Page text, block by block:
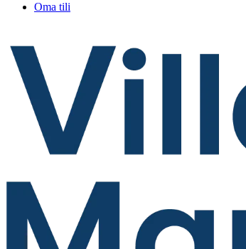
Oma tili